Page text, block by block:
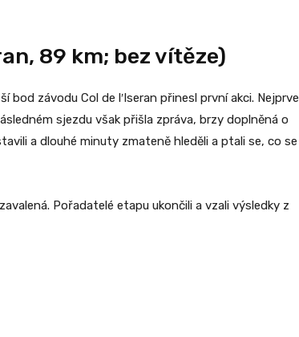
89 km; bez vítěze)
závodu Col de l′Iseran přinesl první akci. Nejprve
sjezdu však přišla zpráva, brzy doplněná o
a dlouhé minuty zmateně hleděli a ptali se, co se
Pořadatelé etapu ukončili a vzali výsledky z